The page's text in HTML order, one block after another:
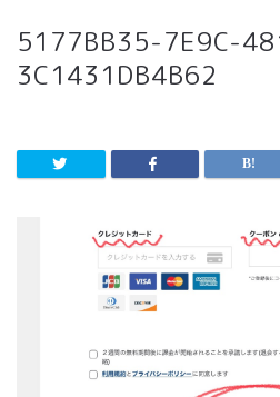
5177BB35-7E9C-
3C1431DB4B62